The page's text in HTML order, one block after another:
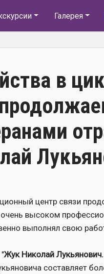
Галерея
в
центр связи
высоком
выполнял свою
Жук Николай
составляет